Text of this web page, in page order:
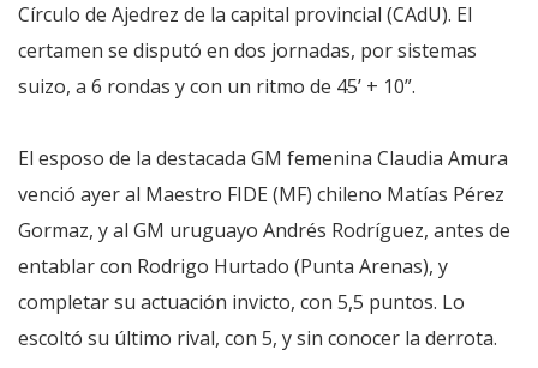
Círculo de Ajedrez de la capital provincial (CAdU). El
certamen se disputó en dos jornadas, por sistemas
suizo, a 6 rondas y con un ritmo de 45’ + 10”.
El esposo de la destacada GM femenina Claudia Amura
venció ayer al Maestro FIDE (MF) chileno Matías Pérez
Gormaz, y al GM uruguayo Andrés Rodríguez, antes de
entablar con Rodrigo Hurtado (Punta Arenas), y
completar su actuación invicto, con 5,5 puntos. Lo
escoltó su último rival, con 5, y sin conocer la derrota.